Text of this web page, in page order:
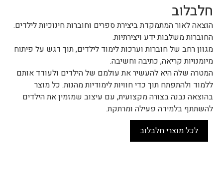
חלבלוב
הוצאה לאור המתמקדת ביצירת ספרים וחוברות חינוכיות לילדים.
החוברות משלבות ידע ויצירתיות.
מגוון רחב של חוברות וערכות לימוד לילדים, תוך דגש על פיתוח
מיומנויות קריאה, כתיבה וחשיבה.
המטרה שלה היא להעשיר את עולמם של הילדים ולעודד אותם
ללמוד ולהתפתח תוך כדי חוויות לימודיות מהנות. כל מוצר
בהוצאה נבנה בצורה מקצועית, עם עיצוב שמזמין את הילדים
להשתתף בלמידה פעילה ומרתקת.
לכל מוצרי חלבלוב